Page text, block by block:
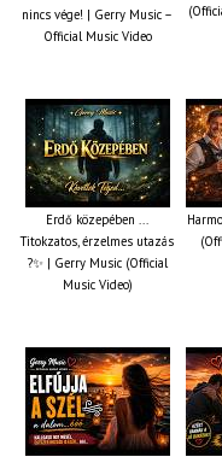
nincs vége! | Gerry Music –
Official Music Video
Erdő közepében ...
Titokzatos, érzelmes utazás
?✨ | Gerry Music (Official
Music Video)